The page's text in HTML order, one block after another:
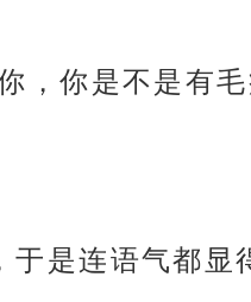
，你是不是有毛
是连语气都显